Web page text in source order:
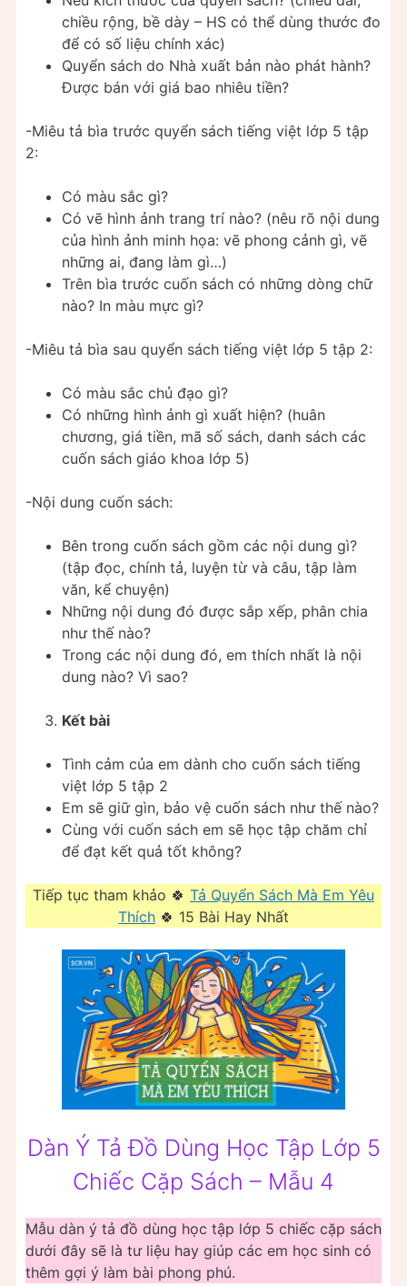
chiều rộng, bề dày – HS có thể dùng thước đo
để có số liệu chính xác)
Quyển sách do Nhà xuất bản nào phát hành?
Được bán với giá bao nhiêu tiền?
-Miêu tả bìa trước quyển sách tiếng việt lớp 5 tập
2:
Có màu sắc gì?
Có vẽ hình ảnh trang trí nào? (nêu rõ nội dung
của hình ảnh minh họa: vẽ phong cảnh gì, vẽ
những ai, đang làm gì…)
Trên bìa trước cuốn sách có những dòng chữ
nào? In màu mực gì?
-Miêu tả bìa sau quyển sách tiếng việt lớp 5 tập 2:
Có màu sắc chủ đạo gì?
Có những hình ảnh gì xuất hiện? (huân
chương, giá tiền, mã số sách, danh sách các
cuốn sách giáo khoa lớp 5)
-Nội dung cuốn sách:
Bên trong cuốn sách gồm các nội dung gì?
(tập đọc, chính tả, luyện từ và câu, tập làm
văn, kể chuyện)
Những nội dung đó được sắp xếp, phân chia
như thế nào?
Trong các nội dung đó, em thích nhất là nội
dung nào? Vì sao?
Kết bài
Tình cảm của em dành cho cuốn sách tiếng
việt lớp 5 tập 2
Em sẽ giữ gìn, bảo vệ cuốn sách như thế nào?
Cùng với cuốn sách em sẽ học tập chăm chỉ
để đạt kết quả tốt không?
Tiếp tục tham khảo 🍀 Tả Quyển Sách Mà Em Yêu
Thích 🍀 15 Bài Hay Nhất
Dàn Ý Tả Đồ Dùng Học Tập Lớp 5
Chiếc Cặp Sách – Mẫu 4
Mẫu dàn ý tả đồ dùng học tập lớp 5 chiếc cặp sách
dưới đây sẽ là tư liệu hay giúp các em học sinh có
thêm gợi ý làm bài phong phú.